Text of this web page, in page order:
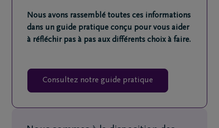
Nous avons rassemblé toutes ces informations
dans un guide pratique conçu pour vous aider
à réfléchir pas à pas aux différents choix à faire.
Consultez notre guide pratique